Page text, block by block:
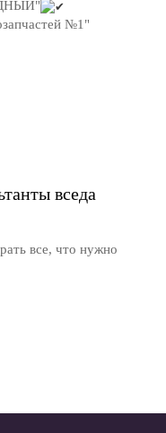
№1"
вседа
все, что нужно